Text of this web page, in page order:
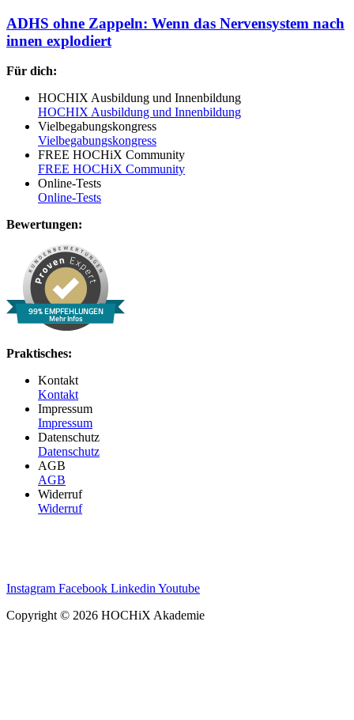
ADHS ohne Zappeln: Wenn das Nervensystem nach
innen explodiert
Für dich:
HOCHIX Ausbildung und Innenbildung
HOCHIX Ausbildung und Innenbildung
Vielbegabungskongress
Vielbegabungskongress
FREE HOCHiX Community
FREE HOCHiX Community
Online-Tests
Online-Tests
Bewertungen:
99% EMPFEHLUNGEN
Mehr Infos
Praktisches:
Kontakt
Kontakt
Impressum
Impressum
Datenschutz
Datenschutz
AGB
AGB
Widerruf
Widerruf
Instagram Facebook Linkedin Youtube
Copyright © 2026 HOCHiX Akademie